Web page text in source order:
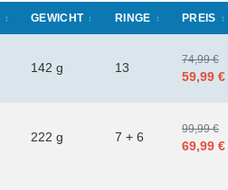
GEWICHT RINGE PREIS
142 g 13
74,99 €
59,99 €
222 g 7 + 6
99,99 €
69,99 €